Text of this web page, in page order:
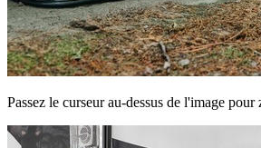
Passez le curseur au-dessus de l'image pour